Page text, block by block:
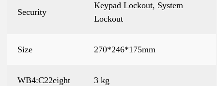
Security
Keypad Lockout, System
Lockout
Size 270*246*175mm
WB4:C22eight 3 kg